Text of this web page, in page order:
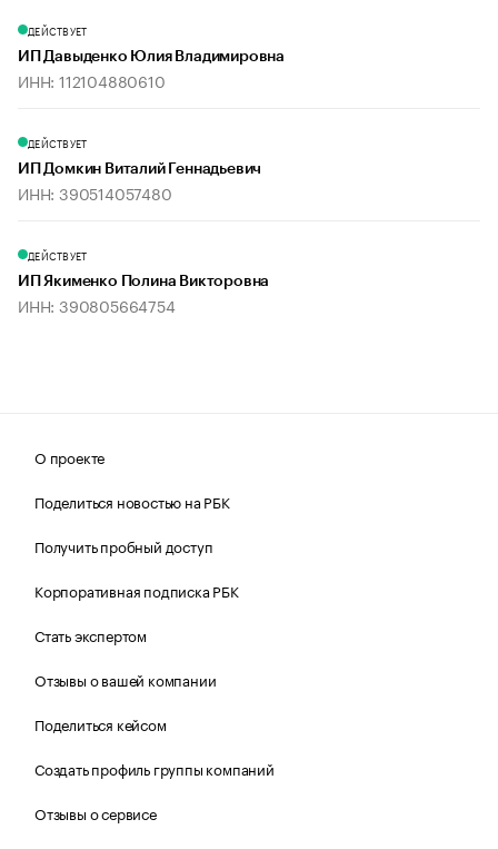
ДЕЙСТВУЕТ
ИП Давыденко Юлия Владимировна
ИНН: 112104880610
ДЕЙСТВУЕТ
ИП Домкин Виталий Геннадьевич
ИНН: 390514057480
ДЕЙСТВУЕТ
ИП Якименко Полина Викторовна
ИНН: 390805664754
О проекте
Поделиться новостью на РБК
Получить пробный доступ
Корпоративная подписка РБК
Стать экспертом
Отзывы о вашей компании
Поделиться кейсом
Создать профиль группы компаний
Отзывы о сервисе